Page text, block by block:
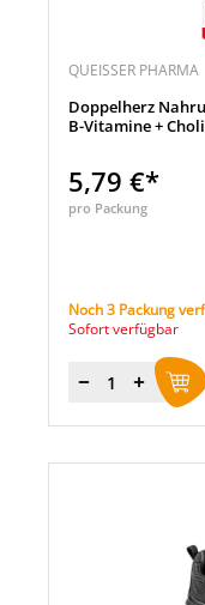
QUEISSER PHARMA
Doppelherz
B-Vitamine +
5,79 €*
pro Packung
Noch 3 Packung
Sofort verfügbar
Menge